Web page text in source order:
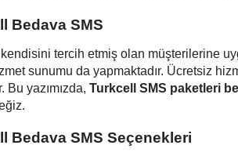
Bedava SMS
tercih etmiş olan müşterilerine
sunumu da yapmaktadır. Ücretsiz
Bu yazımızda, Turkcell SMS paketleri
Bedava SMS Seçenekleri